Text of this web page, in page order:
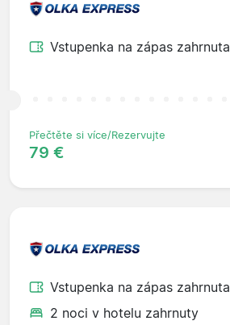
Vstupenka na zápas zahrnuta
Přečtěte si více/Rezervujte
79 €
Vstupenka na zápas zahrnuta
2 noci v hotelu zahrnuty